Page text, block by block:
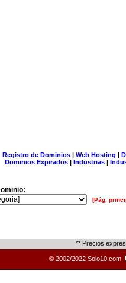
Registro de Dominios| Web Hosting |
Dominios Expirados | Industrias |
[Pág.
** Precios
© 2002/2022 Solo10.com